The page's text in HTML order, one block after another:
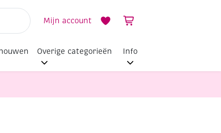
Mijn account
Overige categorieën Info